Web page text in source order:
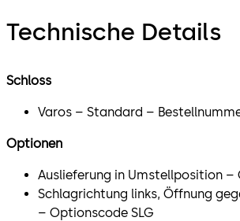
Technische Details
Schloss
Varos – Standard –
Optionen
Auslieferung in Umstellposition –
Schlagrichtung links, Öffnung
– Optionscode SLG